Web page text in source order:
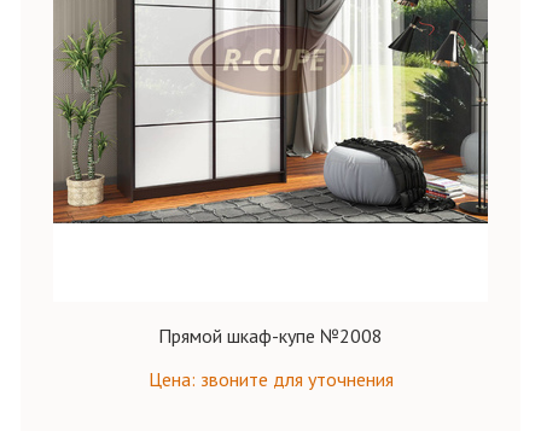
Прямой шкаф-купе №2008
Цена: звоните для уточнения